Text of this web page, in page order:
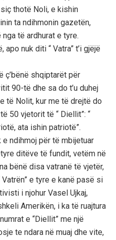
thotë Noli, e kishin
ta ndihmonin gazetën,
të ardhurat e tyre.
nuk diti “ Vatra” t’i gjëjë
ç’bënë shqiptarët për
90-të dhe sa do t’u duhej
të Nolit, kur me të drejtë do
50 vjetorit të “ Diellit”: “
ata ishin patriotë”.
e ndihmoj për të mbijetuar
ditëve të fundit, vetëm në
bënë disa vatranë të vjetër,
e tyre e kanë pasë si
i njohur Vasel Ujkaj,
Amerikën, i ka të ruajtura
e “Diellit” me një
te ndara në muaj dhe vite,